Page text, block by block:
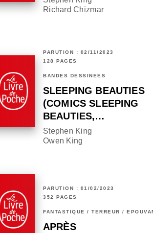
Richard Chizmar
PARUTION : 02/11/2023
128 PAGES
BANDES DESSINÉES
SLEEPING BEAUTIES
(COMICS SLEEPING
BEAUTIES,…
Stephen King
Owen King
PARUTION : 01/02/2023
352 PAGES
FANTASTIQUE / TERREUR /
APRÈS